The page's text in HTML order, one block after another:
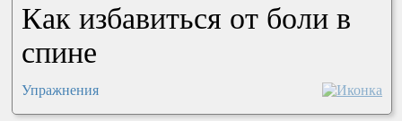
Как избавиться от боли в
спине
Упражнения